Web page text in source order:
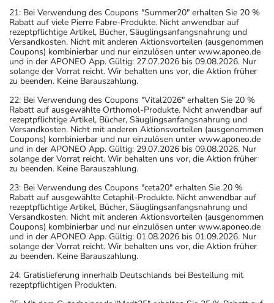
21: Bei Verwendung des Coupons "Summer20" erhalten Sie 20 %
Rabatt auf viele Pierre Fabre-Produkte. Nicht anwendbar auf
rezeptpflichtige Artikel, Bücher, Säuglingsanfangsnahrung und
Versandkosten. Nicht mit anderen Aktionsvorteilen (ausgenommen
Coupons) kombinierbar und nur einzulösen unter www.aponeo.de
und in der APONEO App. Gültig: 27.07.2026 bis 09.08.2026. Nur
solange der Vorrat reicht. Wir behalten uns vor, die Aktion früher
zu beenden. Keine Barauszahlung.
22: Bei Verwendung des Coupons "Vital2026" erhalten Sie 20 %
Rabatt auf ausgewählte Orthomol-Produkte. Nicht anwendbar auf
rezeptpflichtige Artikel, Bücher, Säuglingsanfangsnahrung und
Versandkosten. Nicht mit anderen Aktionsvorteilen (ausgenommen
Coupons) kombinierbar und nur einzulösen unter www.aponeo.de
und in der APONEO App. Gültig: 29.07.2026 bis 09.08.2026. Nur
solange der Vorrat reicht. Wir behalten uns vor, die Aktion früher
zu beenden. Keine Barauszahlung.
23: Bei Verwendung des Coupons "ceta20" erhalten Sie 20 %
Rabatt auf ausgewählte Cetaphil-Produkte. Nicht anwendbar auf
rezeptpflichtige Artikel, Bücher, Säuglingsanfangsnahrung und
Versandkosten. Nicht mit anderen Aktionsvorteilen (ausgenommen
Coupons) kombinierbar und nur einzulösen unter www.aponeo.de
und in der APONEO App. Gültig: 01.08.2026 bis 01.09.2026. Nur
solange der Vorrat reicht. Wir behalten uns vor, die Aktion früher
zu beenden. Keine Barauszahlung.
24: Gratislieferung innerhalb Deutschlands bei Bestellung mit
rezeptpflichtigen Produkten.